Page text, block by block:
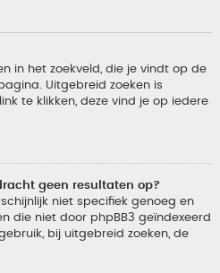
in het zoekveld, die je vindt op de
Uitgebreid zoeken is
te klikken, deze vind je op iedere
geen resultaten op?
niet specifiek genoeg en
die niet door phpBB3 geïndexeerd
bij uitgebreid zoeken, de